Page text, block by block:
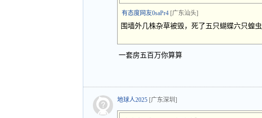
有态度网友0saPr4 [广东汕头]
围墙外几株杂草被毁，死了五只蝴蝶六只蝗虫
一套房五百万你算算
地球人2025 [广东深圳]